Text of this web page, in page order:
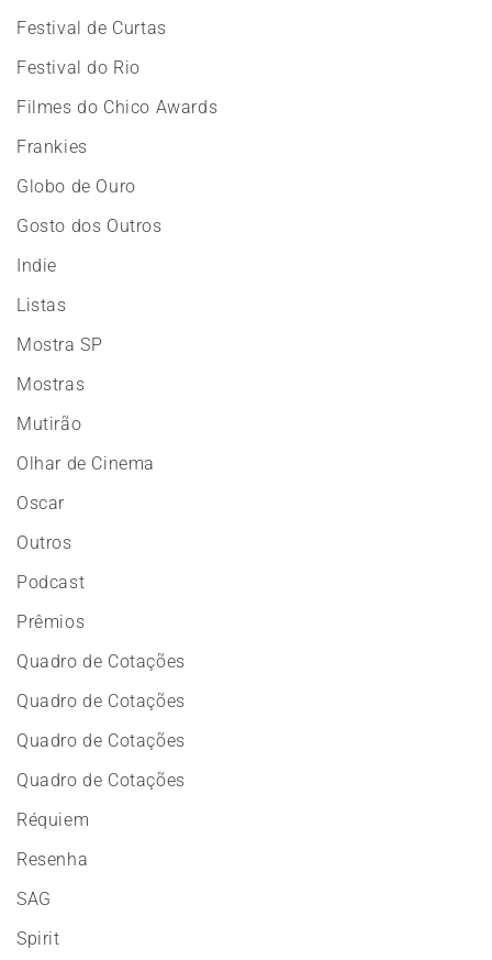
Festival de Curtas
Festival do Rio
Filmes do Chico Awards
Frankies
Globo de Ouro
Gosto dos Outros
Indie
Listas
Mostra SP
Mostras
Mutirão
Olhar de Cinema
Oscar
Outros
Podcast
Prêmios
Quadro de Cotações
Quadro de Cotações
Quadro de Cotações
Quadro de Cotações
Réquiem
Resenha
SAG
Spirit